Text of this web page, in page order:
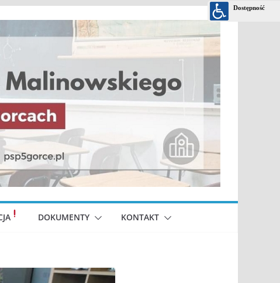
DOKUMENTY KONTAKT